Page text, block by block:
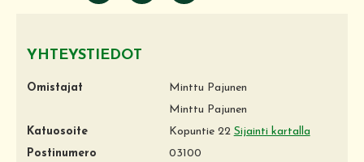
YHTEYSTIEDOT
Omistajat
Minttu Pajunen
Minttu Pajunen
Katuosoite
Kopuntie 22 Sijainti kartalla
Postinumero
03100